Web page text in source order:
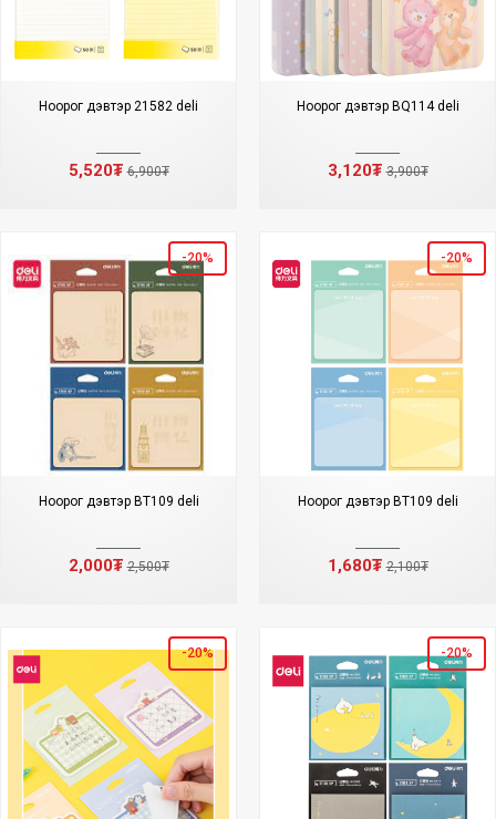
Ноорог дэвтэр 21582 deli
5,520₮6,900₮
Ноорог дэвтэр BQ114 deli
3,120₮3,900₮
-20%
Ноорог дэвтэр BT109 deli
2,000₮2,500₮
-20%
Ноорог дэвтэр BT109 deli
1,680₮2,100₮
-20% -20%